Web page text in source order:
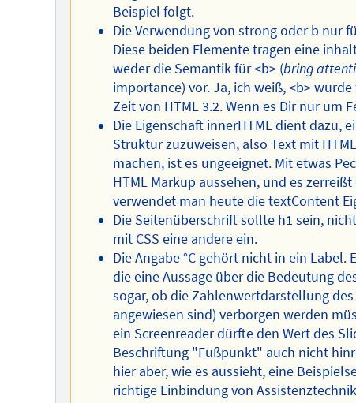
Beispiel folgt.
Die Verwendung von strong oder b nur
Diese beiden Elemente tragen eine
weder die Semantik für <b> (bring
importance) vor. Ja, ich weiß, <b>
Zeit von HTML 3.2. Wenn es Dir nur um
Die Eigenschaft innerHTML dient dazu,
Struktur zuzuweisen, also Text mit
machen, ist es ungeeignet. Mit etwas
HTML Markup aussehen, und es
verwendet man heute die textContent
Die Seitenüberschrift sollte h1 sein,
mit CSS eine andere ein.
Die Angabe °C gehört nicht in ein
die eine Aussage über die Bedeutung
sogar, ob die Zahlenwertdarstellung
angewiesen sind) verborgen werden
ein Screenreader dürfte den Wert des
Beschriftung "Fußpunkt" auch nicht
hier aber, wie es aussieht, eine
richtige Einbindung von